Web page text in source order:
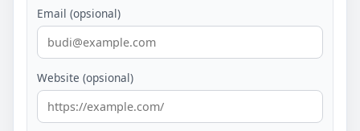
Email (opsional)
Website (opsional)